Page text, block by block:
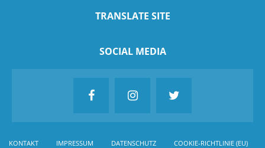
TRANSLATE SITE
SOCIAL MEDIA
KONTAKT IMPRESSUM DATENSCHUTZ COOKIE-RICHTLINIE (EU)